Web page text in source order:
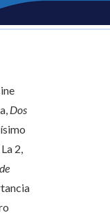
Dos
2,